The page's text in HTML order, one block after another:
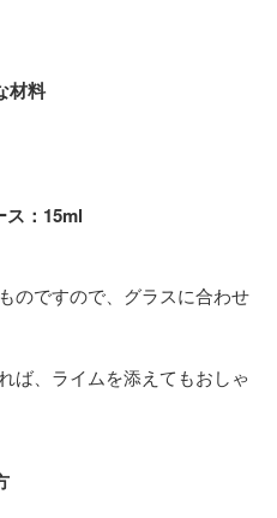
材料
ス：15ml
のですので、グラスに合わせ
ば、ライムを添えてもおしゃ